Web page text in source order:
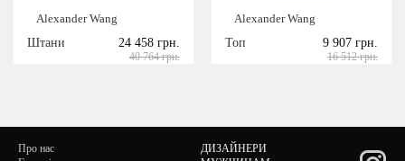
Alexander Wang
Штани
24 458 грн.
40 764 грн.
Alexander Wang
Топ
9 907 грн.
16 512 грн.
Про нас
ДИЗАЙНЕРИ